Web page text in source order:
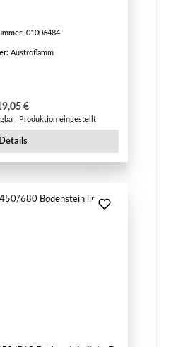
01006484
Austroflamm
Preis:
€
Produktion eingestellt
Details